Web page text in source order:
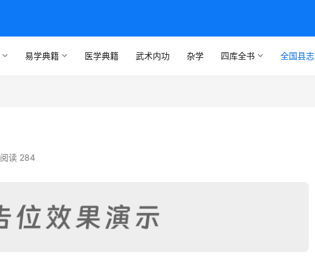
易学典籍 医学典籍 武术内功 杂学 四库全书 全国县志
阅读 284